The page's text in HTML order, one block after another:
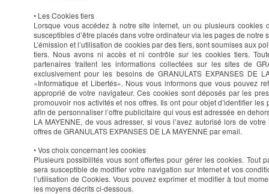
• Les Cookies tiers
Lorsque vous accédez à notre site internet, un ou plusieurs cookies
susceptibles d’être placés dans votre ordinateur via les pages de notre
L’émission et l’utilisation de cookies par des tiers, sont soumises aux
tiers. Nous avons ni accès et ni contrôle sur les cookies tiers.
partenaires traitent les informations collectées sur les sites de
exclusivement pour les besoins de GRANULATS EXPANSES DE
«Informatique et Libertés». Nous vous informons que vous pouvez
approprié de votre navigateur. Ces cookies sont déposés par les
promouvoir nos activités et nos offres. Ils ont pour objet d’identifier
afin de personnaliser l’offre publicitaire qui vous est adressée en
LA MAYENNE, de vous adresser, si vous l’avez autorisé lors de
offres de GRANULATS EXPANSES DE LA MAYENNE par email.
• Vos choix concernant les cookies
Plusieurs possibilités vous sont offertes pour gérer les cookies. Tout
sera susceptible de modifier votre navigation sur Internet et vos
l’utilisation de Cookies. Vous pouvez exprimer et modifier à tout
les moyens décrits ci-dessous.